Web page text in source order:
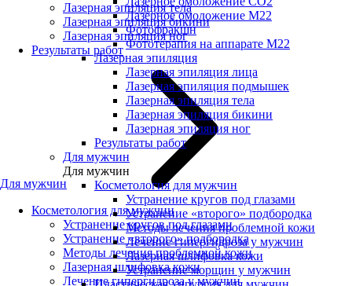
Лазерная эпиляция тела
Лазерная эпиляция бикини
Лазерная эпиляция ног
Результаты работ
Для мужчин
Косметология для мужчин
Устранение кругов под глазами
Устранение «второго» подбородка
Методы лечения проблемной кожи
Лазерная шлифовка кожи
Лечение гипергидроза у мужчин
Лазерное омоложение M22
Фотофракшн
Фототерапия на аппарате М22
Лазерная эпиляция
Лазерная эпиляция лица
Лазерная эпиляция подмышек
Лазерная эпиляция тела
Лазерная эпиляция бикини
Лазерная эпиляция ног
Результаты работ
Для мужчин
Для мужчин
Косметология для мужчин
Устранение кругов под глазами
Устранение «второго» подбородка
Методы лечения проблемной кожи
Лечение гипергидроза у мужчин
Лазерная шлифовка кожи
Устранение морщин у мужчин